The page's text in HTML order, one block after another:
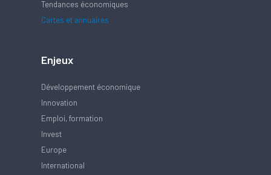
Tendances économiques
Cartes et annuaires
Enjeux
Développement économique
Innovation
Emploi, formation
Invest
Europe
International